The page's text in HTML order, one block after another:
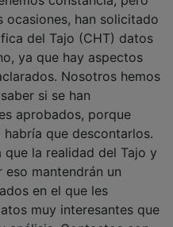
ocasiones, han solicitado
del Tajo (CHT) datos
ya que hay aspectos
Nosotros hemos
si se han
aprobados, porque
que descontarlos.
la realidad del Tajo y
eso mantendrán un
en el que les
muy interesantes que
análisis. Contactos con